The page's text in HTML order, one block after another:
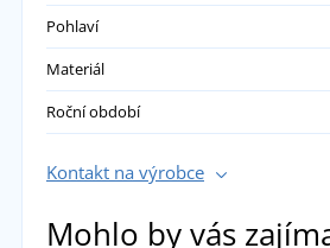
Pohlaví
Materiál
Roční období
Kontakt na výrobce
Mohlo by vás